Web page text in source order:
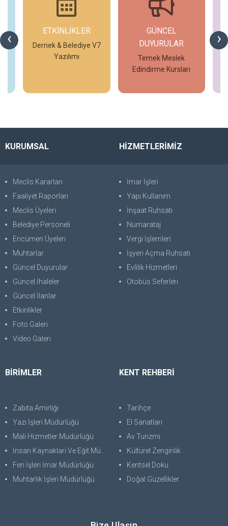
‹ ›
ETKİNLİKLER
Dernek & Belediye V7
Yazılımı
GÜNCEL
DUYURULAR
Temek Meslek
Edindirme Kursları
KURUMSAL
Meclis Kararları
Faaliyet Raporları
Meclis Üyeleri
Belediye Personeli
Encümen Üyeleri
Muhtarlar
Güncel Duyurular
Güncel İhaleler
Güncel İlanlar
Etkinlikler
Foto Galeri
Video Galeri
HİZMETLERİMİZ
İmar İşleri
Yapı Kullanım
İnşaat Ruhsatı
Numarataj
Vergi İşlemleri
İşyeri Açma Ruhsatı
Evlilik Hizmetleri
Otobüs Seferleri
BİRİMLER
Zabıta Amirliği
Yazı İşleri Müdürlüğü
Mali Hizmetler Müdürlüğü
İnsan Kaynakları Ve Eğit.Müdürlüğü
Fen İşleri İmar Müdürlüğü
Muhtarlık İşleri Müdürlüğü
KENT REHBERİ
Tarihçe
El Sanatları
Av Turizmi
Kültürel Zenginlik
Kentsel Doku
Doğal Güzellikler